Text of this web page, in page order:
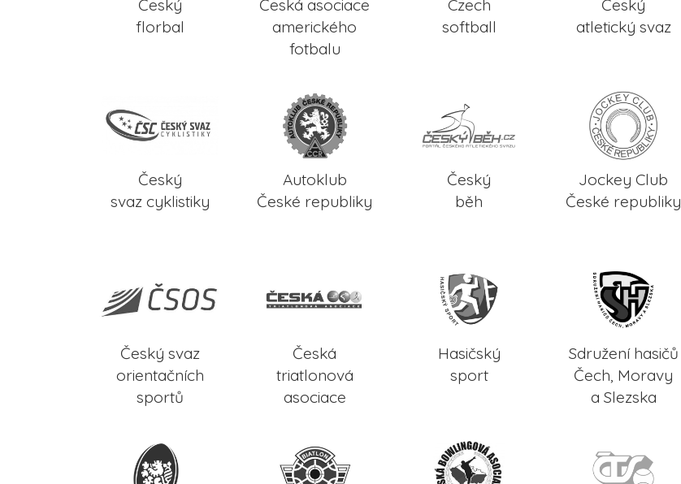
Český
florbal
Česká asociace
amerického
fotbalu
Czech
softball
Český
atletický svaz
Český
svaz cyklistiky
Autoklub
České republiky
Český
běh
Jockey Club
České republiky
Český svaz
orientačních
sportů
Česká
triatlonová
asociace
Hasičský
sport
Sdružení hasičů
Čech, Moravy
a Slezska